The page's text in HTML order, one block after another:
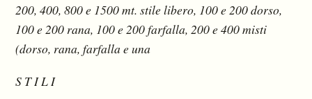
200, 400, 800 e 1500 mt. stile libero, 100 e 200 dorso,
100 e 200 rana, 100 e 200 farfalla, 200 e 400 misti
(dorso, rana, farfalla e una
S T I L I